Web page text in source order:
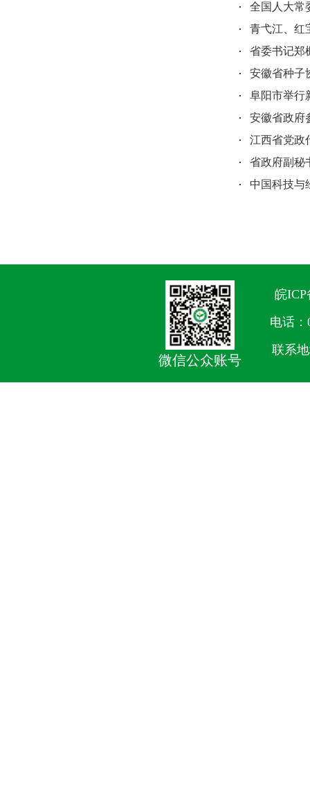
全国人大常
青弋江、红
省委书记郑
安徽省种子
阜阳市举行
安徽省政府
江西省党政
省政府副秘
中国科技与
微信公众账号
皖ICP
电话：
联系